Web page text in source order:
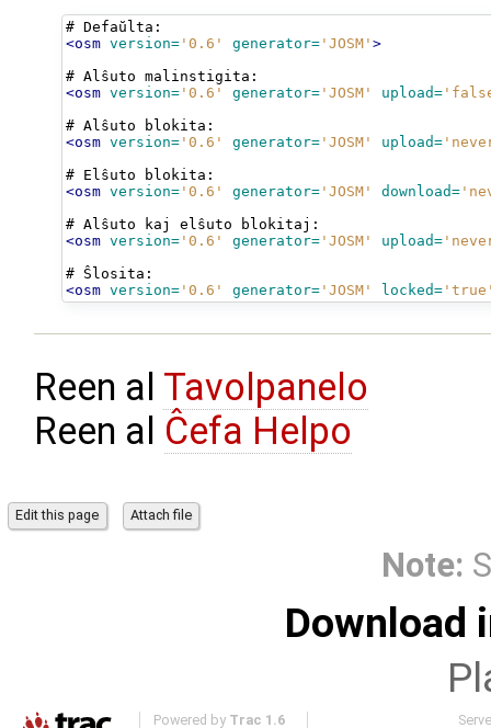
#
<osm version='0.6' generator='JOSM' >
# Alŝuto malinstigita:
<osm version='0.6' generator='JOSM' upload=
# Alŝuto
<osm version='0.6' generator='JOSM' upload=
#
Elŝuto
<osm version='0.6' generator='JOSM' download=
# Alŝuto kaj elŝuto
<osm version='0.6' generator='JOSM' upload=
#
Ŝlosita:
<osm version='0.6' generator='JOSM' locked=
Reen al Tavolpanelo
Reen al Ĉefa Helpo
Note:
Download
Powered by Trac 1.6